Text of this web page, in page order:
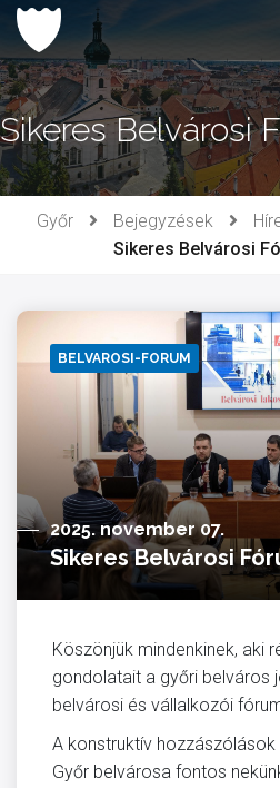
Ugrás
tartalomhoz
Sikeres Belvárosi
Győr Bejegyzések
Sikeres Belvárosi
BELVAROSI-FORUM
2025. november 07.
Sikeres Belvárosi
Köszönjük mindenkinek, aki
gondolatait a győri belváros
belvárosi és vállalkozói
A konstruktív
Győr belvárosa fontos